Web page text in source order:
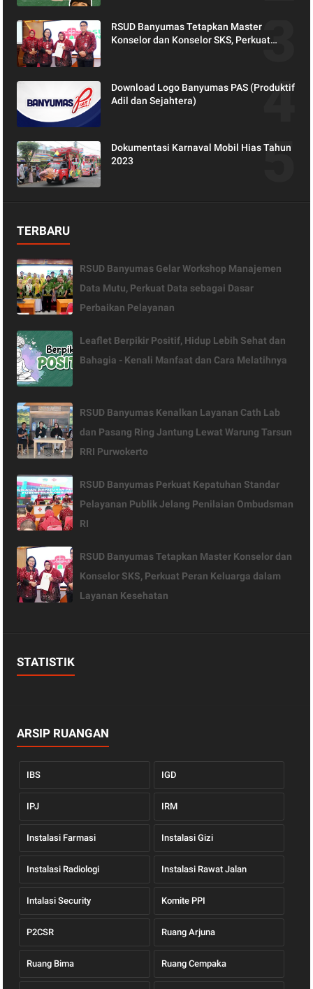
RSUD Banyumas Tetapkan Master
Konselor dan Konselor SKS, Perkuat
Download Logo Banyumas PAS (Produktif
Adil dan Sejahtera)
Dokumentasi Karnaval Mobil Hias Tahun
2023
TERBARU
RSUD Banyumas Gelar Workshop Manajemen
Data Mutu, Perkuat Data sebagai Dasar
Perbaikan Pelayanan
Leaflet Berpikir Positif, Hidup Lebih Sehat dan
Bahagia - Kenali Manfaat dan Cara Melatihnya
RSUD Banyumas Kenalkan Layanan Cath Lab
dan Pasang Ring Jantung Lewat Warung Tarsun
RRI Purwokerto
RSUD Banyumas Perkuat Kepatuhan Standar
Pelayanan Publik Jelang Penilaian Ombudsman
RI
RSUD Banyumas Tetapkan Master Konselor dan
Konselor SKS, Perkuat Peran Keluarga dalam
Layanan Kesehatan
STATISTIK
ARSIP RUANGAN
IBS IGD
IPJ IRM
Instalasi Farmasi Instalasi Gizi
Instalasi Radiologi Instalasi Rawat Jalan
Intalasi Security Komite PPI
P2CSR Ruang Arjuna
Ruang Bima Ruang Cempaka